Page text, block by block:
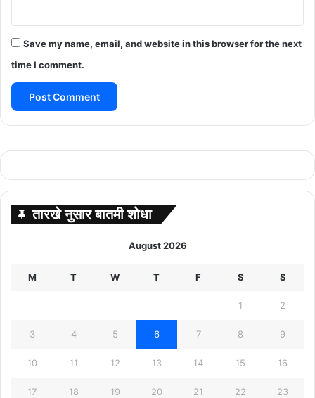
Save my name, email, and website in this browser for the next
time I comment.
तारखे नुसार बातमी शोधा
August 2026
M T W T F S S
1 2
3 4 5 6 7 8 9
10 11 12 13 14 15 16
17 18 19 20 21 22 23